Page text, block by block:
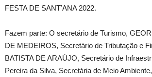
FESTA DE SANT’ANA 2022.
Fazem parte: O secretário de Turismo,
DE MEDEIROS, Secretário de Tributação e
BATISTA DE ARAÚJO, Secretário de
Pereira da Silva, Secretária de Meio